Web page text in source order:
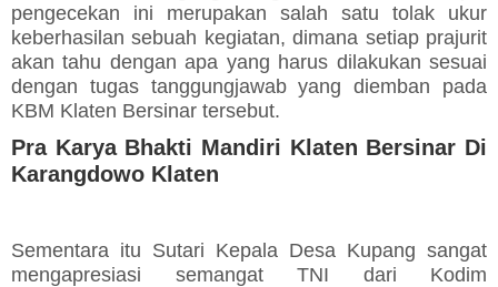
pengecekan ini merupakan salah satu tolak ukur
keberhasilan sebuah kegiatan, dimana setiap prajurit
akan tahu dengan apa yang harus dilakukan sesuai
dengan tugas tanggungjawab yang diemban pada
KBM Klaten Bersinar tersebut.
Pra Karya Bhakti Mandiri Klaten Bersinar Di
Karangdowo Klaten
Sementara itu Sutari Kepala Desa Kupang sangat
mengapresiasi semangat TNI dari Kodim